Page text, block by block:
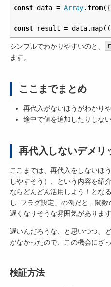
const data = Array. from({
const result = data.map((
シンプルでわかりやすいのと、
ます。
ここまでまとめ
再代入がないほうがわかりや
途中で値を追加したりしな
再代入しないデメリ
ここまでは、再代入をしないほ
しやすそう）、という内容を紹
ならどんどん活用しよう！とな
し: フラグ設定」の例だと、関数
遅くなりそうな雰囲気があります
遅いんだろうな、と思いつつ、
がなかったので、この機会にざ
検証方法